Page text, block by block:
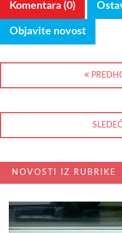
Komentara (0)
Objavite novost
NOVOSTI IZ RUBRIKE